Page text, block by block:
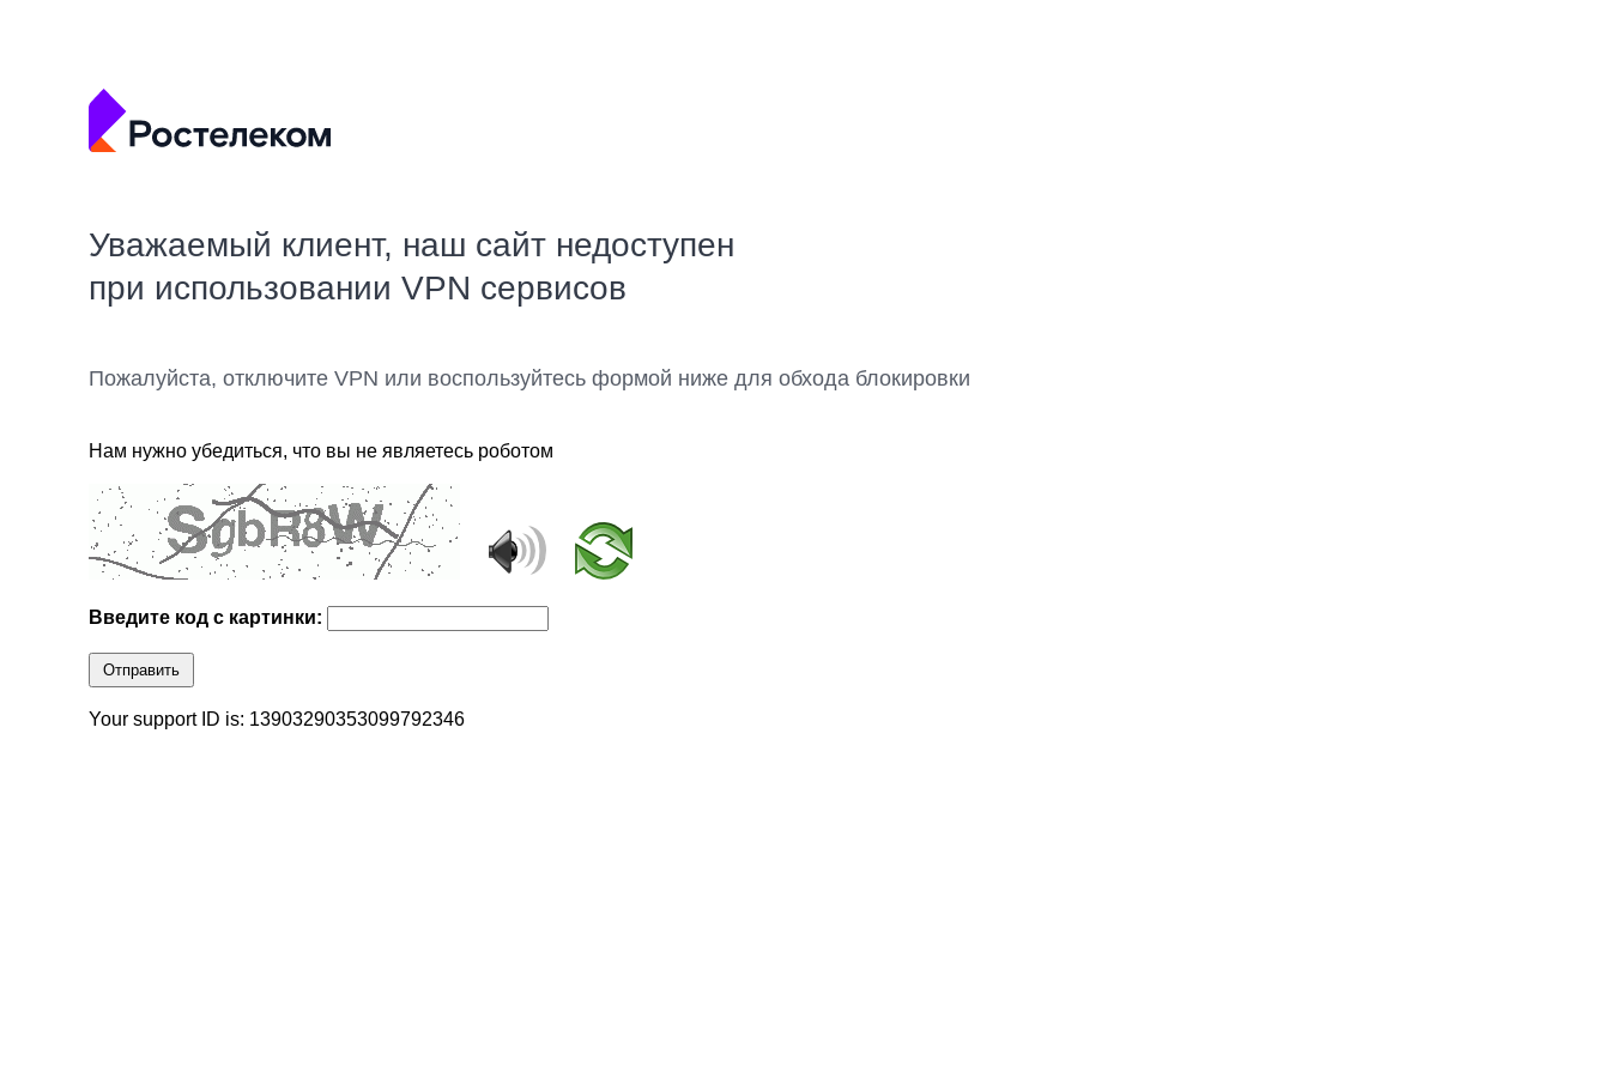
Уважаемый клиент, наш сайт недоступен
при использовании VPN сервисов
Пожалуйста, отключите VPN или воспользуйтесь формой ниже для обхода блокировки
Нам нужно убедиться, что вы не являетесь роботом
Введите код с картинки:
Отправить
Your support ID is: 13903290353099792346